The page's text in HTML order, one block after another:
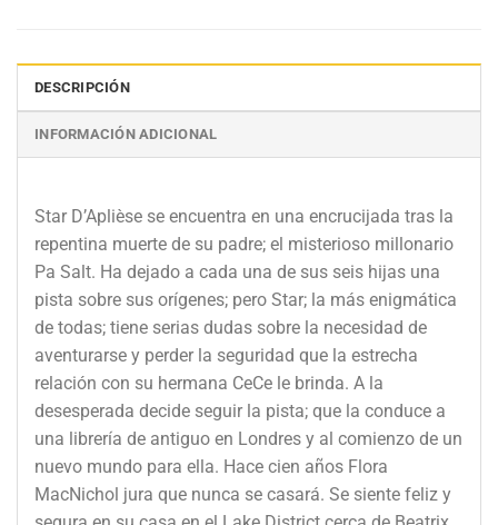
DESCRIPCIÓN
INFORMACIÓN ADICIONAL
Star D’Aplièse se encuentra en una encrucijada tras la
repentina muerte de su padre; el misterioso millonario
Pa Salt. Ha dejado a cada una de sus seis hijas una
pista sobre sus orígenes; pero Star; la más enigmática
de todas; tiene serias dudas sobre la necesidad de
aventurarse y perder la seguridad que la estrecha
relación con su hermana CeCe le brinda. A la
desesperada decide seguir la pista; que la conduce a
una librería de antiguo en Londres y al comienzo de un
nuevo mundo para ella. Hace cien años Flora
MacNichol jura que nunca se casará. Se siente feliz y